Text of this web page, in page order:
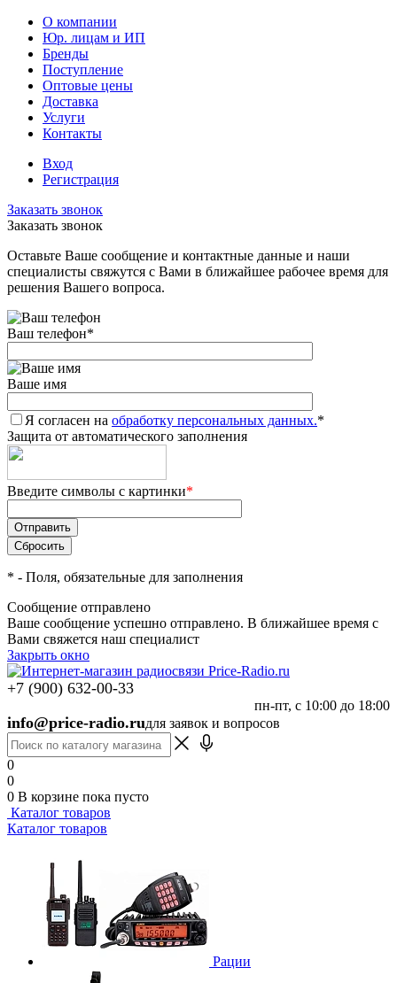
О компании
Юр. лицам и ИП
Бренды
Поступление
Оптовые цены
Доставка
Услуги
Контакты
Вход
Регистрация
Заказать звонок
Заказать звонок
Оставьте Ваше сообщение и контактные данные и наши
специалисты свяжутся с Вами в ближайшее рабочее время для
решения Вашего вопроса.
Ваш телефон*
Ваше имя
Я согласен на обработку персональных данных.*
Защита от автоматического заполнения
Введите символы с картинки*
* - Поля, обязательные для заполнения
Сообщение отправлено
Ваше сообщение успешно отправлено. В ближайшее время с
Вами свяжется наш специалист
Закрыть окно
+7 (900) 632-00-33
пн-пт, с 10:00 до 18:00
info@price-radio.ruдля заявок и вопросов
0
0
0 В корзине пока пусто
Каталог товаров
Каталог товаров
Рации